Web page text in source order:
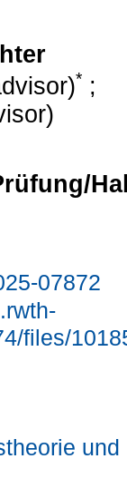
* ;
07872
files/